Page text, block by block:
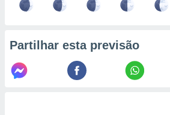
Partilhar esta previsão